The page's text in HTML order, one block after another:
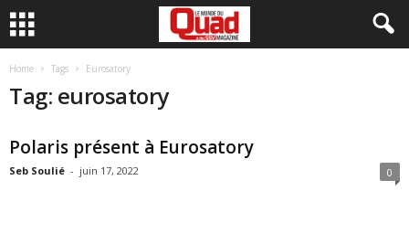
Home Tags Eurosatory
Tag: eurosatory
Polaris présent à Eurosatory
Seb Soulié - juin 17, 2022 0